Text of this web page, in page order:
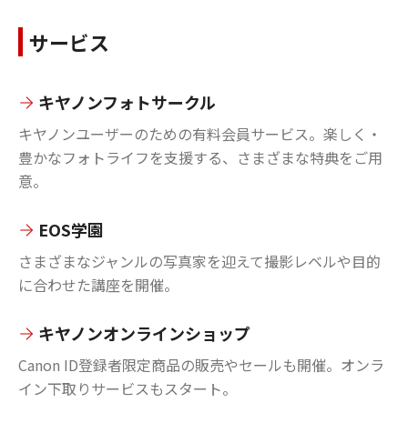
サービス
キヤノンフォトサークル
キヤノンユーザーのための有料会員サービス。楽しく・
豊かなフォトライフを支援する、さまざまな特典をご用
意。
EOS学園
さまざまなジャンルの写真家を迎えて撮影レベルや目的
に合わせた講座を開催。
キヤノンオンラインショップ
Canon ID登録者限定商品の販売やセールも開催。オンラ
イン下取りサービスもスタート。